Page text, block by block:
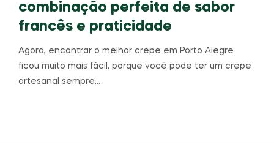
combinação perfeita de sabor
francês e praticidade
Agora, encontrar o melhor crepe em Porto Alegre
ficou muito mais fácil, porque você pode ter um crepe
artesanal sempre…